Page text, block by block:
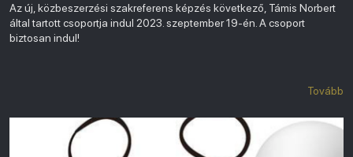
Az új, közbeszerzési szakreferens képzés következő, Támis Norbert
által tartott csoportja indul 2023. szeptember 19-én. A csoport
biztosan indul!
Tovább